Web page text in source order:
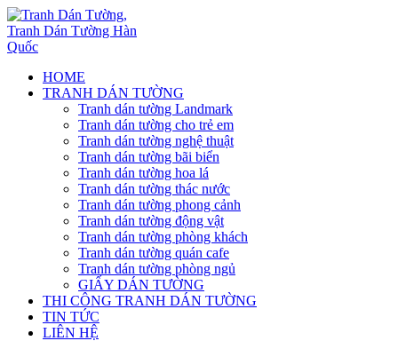
HOME
TRANH DÁN TƯỜNG
Tranh dán tường Landmark
Tranh dán tường cho trẻ em
Tranh dán tường nghệ thuật
Tranh dán tường bãi biển
Tranh dán tường hoa lá
Tranh dán tường thác nước
Tranh dán tường phong cảnh
Tranh dán tường động vật
Tranh dán tường phòng khách
Tranh dán tường quán cafe
Tranh dán tường phòng ngủ
GIẤY DÁN TƯỜNG
THI CÔNG TRANH DÁN TƯỜNG
TIN TỨC
LIÊN HỆ